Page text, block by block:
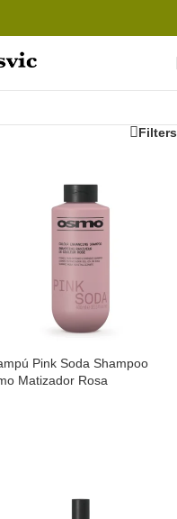
Filters
Pink Soda Shampoo
Matizador Rosa